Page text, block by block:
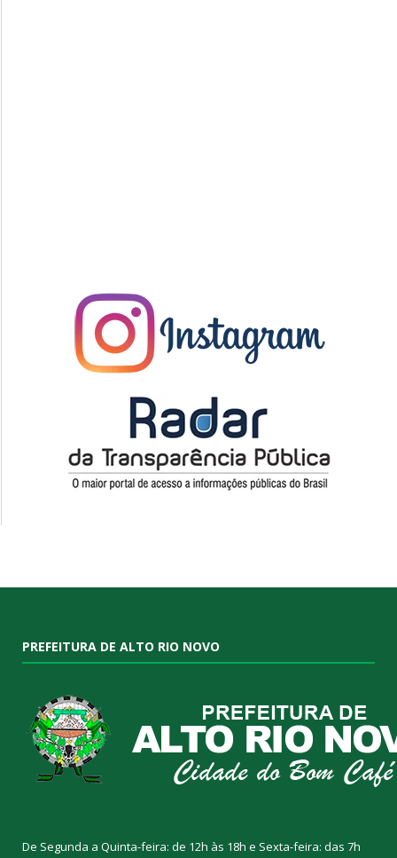
PREFEITURA DE ALTO RIO NOVO
De Segunda a Quinta-feira: de 12h às 18h e Sexta-feira: das 7h